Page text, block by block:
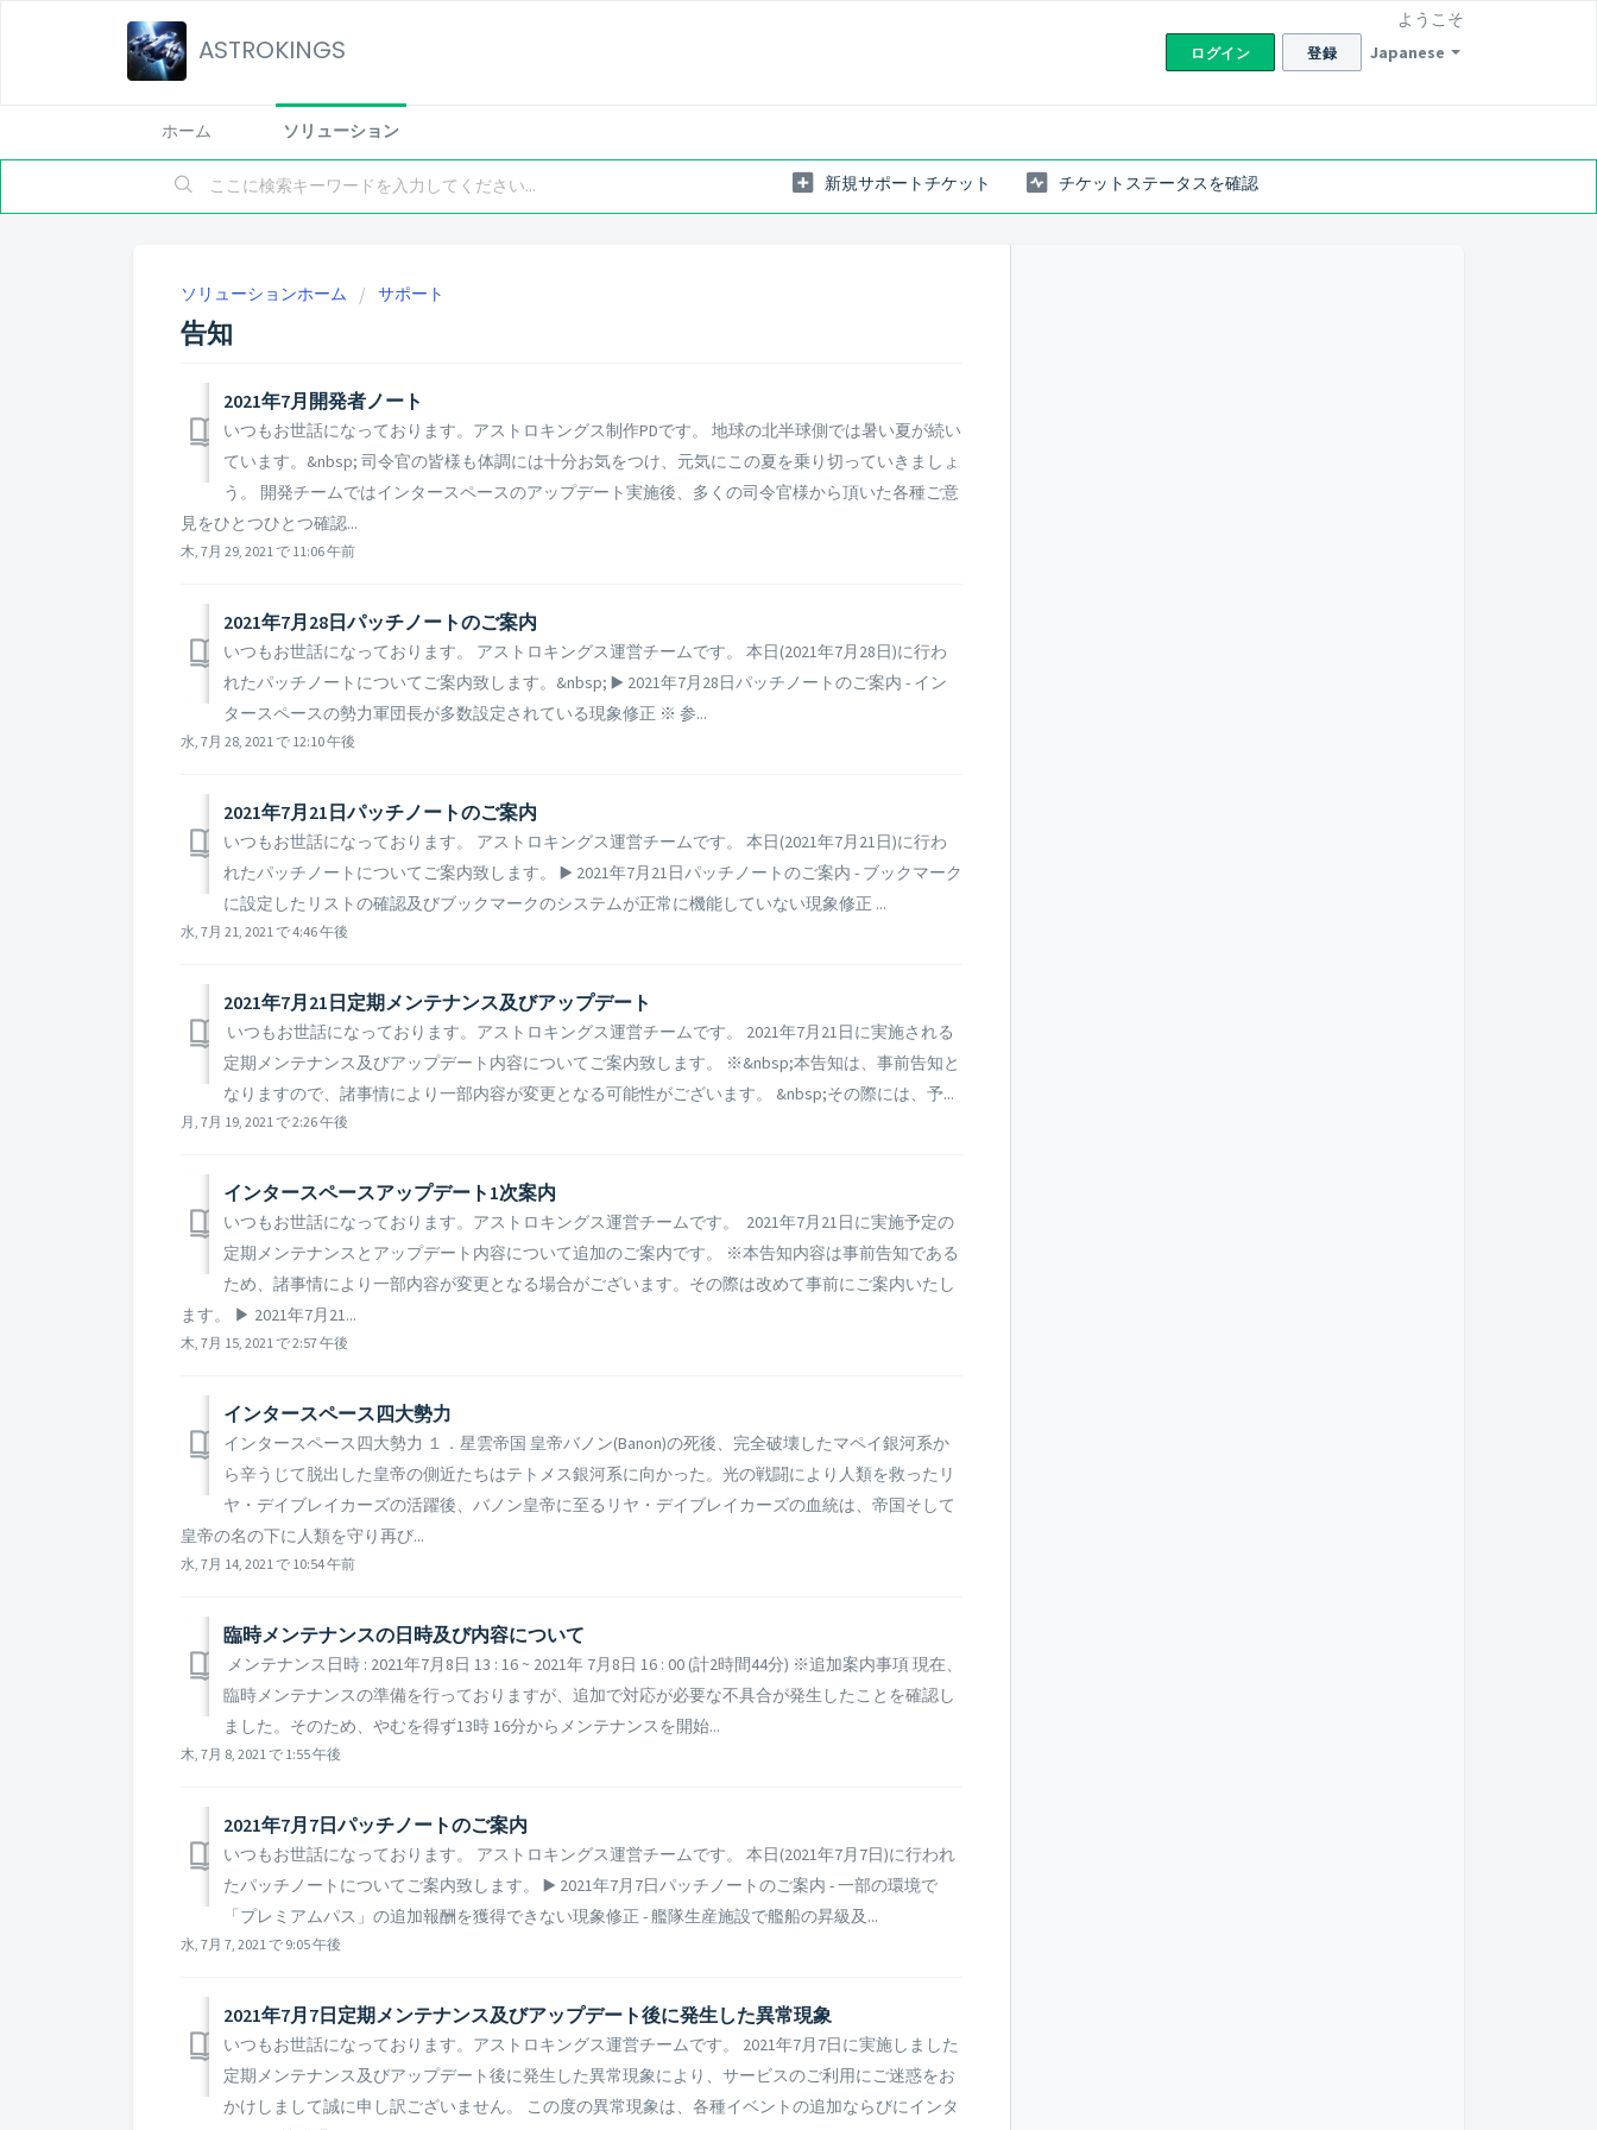
ASTROKINGS Japanese
ようこそ
ログイン 登録
ホーム ソリューション
新規サポートチケット チケットステータスを確認
ソリューションホーム サポート
告知
2021年7月開発者ノート
いつもお世話になっております。アストロキングス制作PDです。 地球の北半球側では暑い夏が続い
ています。&nbsp; 司令官の皆様も体調には十分お気をつけ、元気にこの夏を乗り切っていきましょ
う。 開発チームではインタースペースのアップデート実施後、多くの司令官様から頂いた各種ご意
見をひとつひとつ確認...
木, 7月 29, 2021 で 11:06 午前
2021年7月28日パッチノートのご案内
いつもお世話になっております。 アストロキングス運営チームです。 本日(2021年7月28日)に行わ
れたパッチノートについてご案内致します。&nbsp; ▶️ 2021年7月28日パッチノートのご案内 - イン
タースペースの勢力軍団長が多数設定されている現象修正 ※ 参...
水, 7月 28, 2021 で 12:10 午後
2021年7月21日パッチノートのご案内​
いつもお世話になっております。 アストロキングス運営チームです。 本日(2021年7月21日)に行わ
れたパッチノートについてご案内致します。 ▶️ 2021年7月21日パッチノートのご案内 - ブックマーク
に設定したリストの確認及びブックマークのシステムが正常に機能していない現象修正 ...
水, 7月 21, 2021 で 4:46 午後
2021年7月21日定期メンテナンス及びアップデート
いつもお世話になっております。アストロキングス運営チームです。 2021年7月21日に実施される
定期メンテナンス及びアップデート内容についてご案内致します。 ※&nbsp;本告知は、事前告知と
なりますので、諸事情により一部内容が変更となる可能性がございます。 &nbsp;その際には、予...
月, 7月 19, 2021 で 2:26 午後
インタースペースアップデート1次案内
いつもお世話になっております。アストロキングス運営チームです。 2021年7月21日に実施予定の
定期メンテナンスとアップデート内容について追加のご案内です。 ※本告知内容は事前告知である
ため、諸事情により一部内容が変更となる場合がございます。その際は改めて事前にご案内いたし
ます。 ▶ 2021年7月21...
木, 7月 15, 2021 で 2:57 午後
インタースペース四大勢力
インタースペース四大勢力 １．星雲帝国 皇帝バノン(Banon)の死後、完全破壊したマペイ銀河系か
ら辛うじて脱出した皇帝の側近たちはテトメス銀河系に向かった。光の戦闘により人類を救ったリ
ヤ・デイブレイカーズの活躍後、バノン皇帝に至るリヤ・デイブレイカーズの血統は、帝国そして
皇帝の名の下に人類を守り再び...
水, 7月 14, 2021 で 10:54 午前
臨時メンテナンスの日時及び内容について
メンテナンス日時 : 2021年7月8日 13 : 16 ~ 2021年 7月8日 16 : 00 (計2時間44分) ※追加案内事項 現在、
臨時メンテナンスの準備を行っておりますが、追加で対応が必要な不具合が発生したことを確認し
ました。そのため、やむを得ず13時 16分からメンテナンスを開始...
木, 7月 8, 2021 で 1:55 午後
2021年7月7日パッチノートのご案内
いつもお世話になっております。 アストロキングス運営チームです。 本日(2021年7月7日)に行われ
たパッチノートについてご案内致します。 ▶️ 2021年7月7日パッチノートのご案内 - 一部の環境で
「プレミアムパス」の追加報酬を獲得できない現象修正 - 艦隊生産施設で艦船の昇級及...
水, 7月 7, 2021 で 9:05 午後
2021年7月7日定期メンテナンス及びアップデート後に発生した異常現象
いつもお世話になっております。アストロキングス運営チームです。 2021年7月7日に実施しました
定期メンテナンス及びアップデート後に発生した異常現象により、サービスのご利用にご迷惑をお
かけしまして誠に申し訳ございません。 この度の異常現象は、各種イベントの追加ならびにインタ